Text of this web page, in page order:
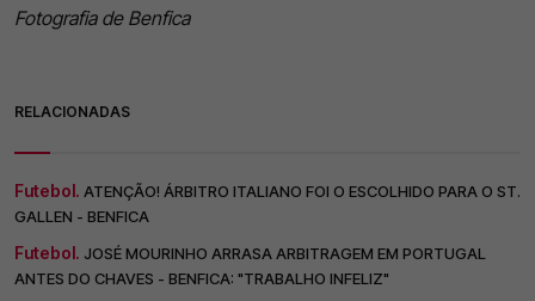
Fotografia de Benfica
RELACIONADAS
Futebol. ATENÇÃO! ÁRBITRO ITALIANO FOI O ESCOLHIDO PARA O ST.
GALLEN - BENFICA
Futebol. JOSÉ MOURINHO ARRASA ARBITRAGEM EM PORTUGAL
ANTES DO CHAVES - BENFICA: "TRABALHO INFELIZ"